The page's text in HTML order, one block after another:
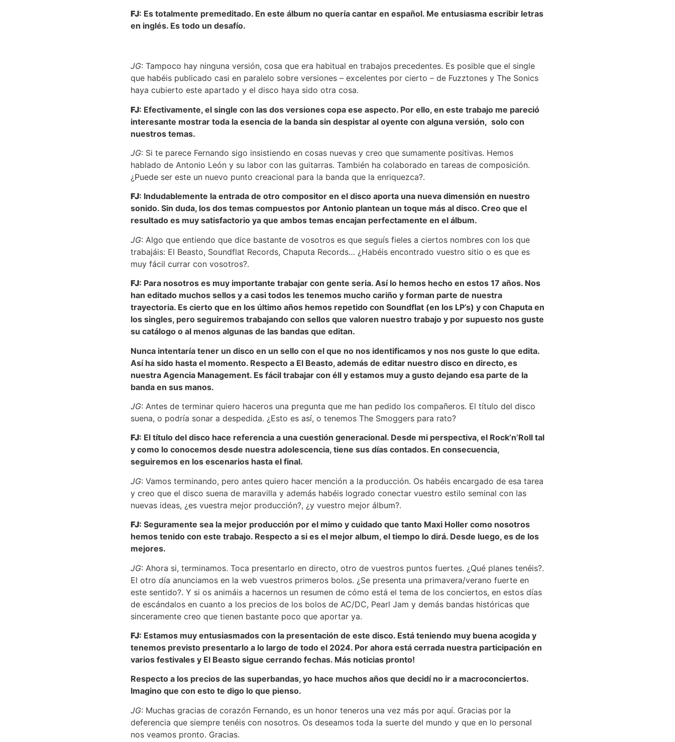
FJ: Es totalmente premeditado. En este álbum no quería cantar en español. Me entusiasma escribir letras
en inglés. Es todo un desafío.
JG: Tampoco hay ninguna versión, cosa que era habitual en trabajos precedentes. Es posible que el single
que habéis publicado casi en paralelo sobre versiones – excelentes por cierto – de Fuzztones y The Sonics
haya cubierto este apartado y el disco haya sido otra cosa.
FJ: Efectivamente, el single con las dos versiones copa ese aspecto. Por ello, en este trabajo me pareció
interesante mostrar toda la esencia de la banda sin despistar al oyente con alguna versión, solo con
nuestros temas.
JG: Si te parece Fernando sigo insistiendo en cosas nuevas y creo que sumamente positivas. Hemos
hablado de Antonio León y su labor con las guitarras. También ha colaborado en tareas de composición.
¿Puede ser este un nuevo punto creacional para la banda que la enriquezca?.
FJ: Indudablemente la entrada de otro compositor en el disco aporta una nueva dimensión en nuestro
sonido. Sin duda, los dos temas compuestos por Antonio plantean un toque más al disco. Creo que el
resultado es muy satisfactorio ya que ambos temas encajan perfectamente en el álbum.
JG: Algo que entiendo que dice bastante de vosotros es que seguís fieles a ciertos nombres con los que
trabajáis: El Beasto, Soundflat Records, Chaputa Records… ¿Habéis encontrado vuestro sitio o es que es
muy fácil currar con vosotros?.
FJ: Para nosotros es muy importante trabajar con gente seria. Así lo hemos hecho en estos 17 años. Nos
han editado muchos sellos y a casi todos les tenemos mucho cariño y forman parte de nuestra
trayectoria. Es cierto que en los último años hemos repetido con Soundflat (en los LP’s) y con Chaputa en
los singles, pero seguiremos trabajando con sellos que valoren nuestro trabajo y por supuesto nos guste
su catálogo o al menos algunas de las bandas que editan.
Nunca intentaría tener un disco en un sello con el que no nos identificamos y nos nos guste lo que edita.
Así ha sido hasta el momento. Respecto a El Beasto, además de editar nuestro disco en directo, es
nuestra Agencia Management. Es fácil trabajar con éll y estamos muy a gusto dejando esa parte de la
banda en sus manos.
JG: Antes de terminar quiero haceros una pregunta que me han pedido los compañeros. El título del disco
suena, o podría sonar a despedida. ¿Esto es así, o tenemos The Smoggers para rato?
FJ: El título del disco hace referencia a una cuestión generacional. Desde mi perspectiva, el Rock’n’Roll tal
y como lo conocemos desde nuestra adolescencia, tiene sus días contados. En consecuencia,
seguiremos en los escenarios hasta el final.
JG: Vamos terminando, pero antes quiero hacer mención a la producción. Os habéis encargado de esa tarea
y creo que el disco suena de maravilla y además habéis logrado conectar vuestro estilo seminal con las
nuevas ideas, ¿es vuestra mejor producción?, ¿y vuestro mejor álbum?.
FJ: Seguramente sea la mejor producción por el mimo y cuidado que tanto Maxi Holler como nosotros
hemos tenido con este trabajo. Respecto a si es el mejor album, el tiempo lo dirá. Desde luego, es de los
mejores.
JG: Ahora si, terminamos. Toca presentarlo en directo, otro de vuestros puntos fuertes. ¿Qué planes tenéis?.
El otro día anunciamos en la web vuestros primeros bolos. ¿Se presenta una primavera/verano fuerte en
este sentido?. Y si os animáis a hacernos un resumen de cómo está el tema de los conciertos, en estos días
de escándalos en cuanto a los precios de los bolos de AC/DC, Pearl Jam y demás bandas históricas que
sinceramente creo que tienen bastante poco que aportar ya.
FJ: Estamos muy entusiasmados con la presentación de este disco. Está teniendo muy buena acogida y
tenemos previsto presentarlo a lo largo de todo el 2024. Por ahora está cerrada nuestra participación en
varios festivales y El Beasto sigue cerrando fechas. Más noticias pronto!
Respecto a los precios de las superbandas, yo hace muchos años que decidí no ir a macroconciertos.
Imagino que con esto te digo lo que pienso.
JG: Muchas gracias de corazón Fernando, es un honor teneros una vez más por aquí. Gracias por la
deferencia que siempre tenéis con nosotros. Os deseamos toda la suerte del mundo y que en lo personal
nos veamos pronto. Gracias.